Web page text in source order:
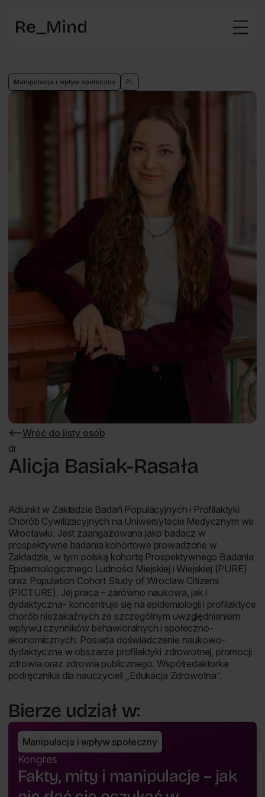
Manipulacja i wpływ społeczny PL
Wróć do listy osób
Wróć
do
listy
osób
dr
Alicja Basiak-Rasała
Adiunkt w Zakładzie Badań Populacyjnych i Profilaktyki
Chorób Cywilizacyjnych na Uniwersytecie Medycznym we
Wrocławiu. Jest zaangażowana jako badacz w
prospektywne badania kohortowe prowadzone w
Zakładzie, w tym polską kohortę Prospektywnego Badania
Epidemiologicznego Ludności Miejskiej i Wiejskiej (PURE)
oraz Population Cohort Study of Wroclaw Citizens
(PICTURE). Jej praca – zarówno naukowa, jak i
dydaktyczna- koncentruje się na epidemiologii i profilaktyce
chorób niezakaźnych ze szczególnym uwzględnieniem
wpływu czynników behawioralnych i społeczno-
ekonomicznych. Posiada doświadczenie naukowo-
dydaktyczne w obszarze profilaktyki zdrowotnej, promocji
zdrowia oraz zdrowia publicznego. Współredaktorka
podręcznika dla nauczycieli „Edukacja Zdrowotna”.
Bierze udział w:
Manipulacja i wpływ społeczny
Kongres
Fakty, mity i manipulacje – jak